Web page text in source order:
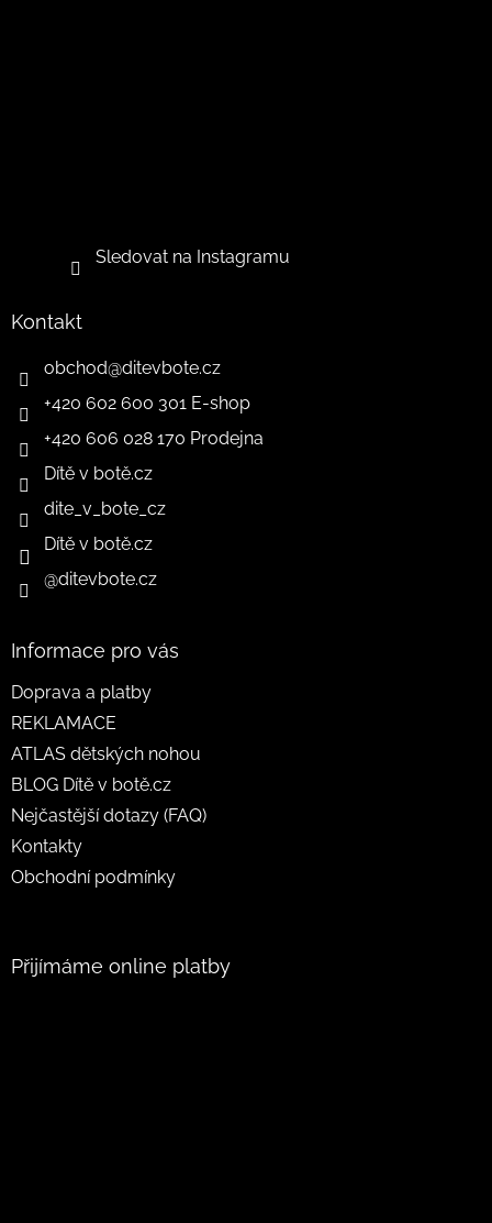
Sledovat na Instagramu
Kontakt
obchod@ditevbote.cz
+420 602 600 301 E-shop
+420 606 028 170 Prodejna
Dítě v botě.cz
dite_v_bote_cz
Dítě v botě.cz
@ditevbote.cz
Informace pro vás
Doprava a platby
REKLAMACE
ATLAS dětských nohou
BLOG Dítě v botě.cz
Nejčastější dotazy (FAQ)
Kontakty
Obchodní podmínky
Přijímáme online platby